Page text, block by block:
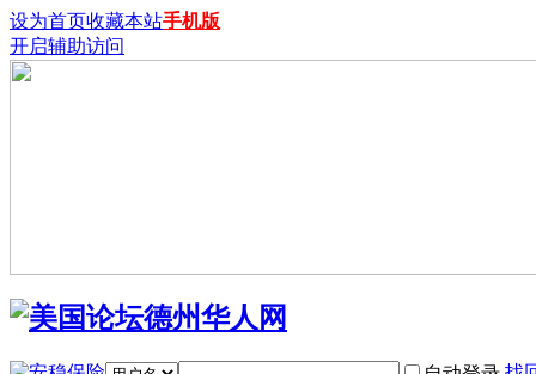
设为首页收藏本站手机版
开启辅助访问